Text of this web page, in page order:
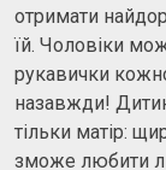
отримати
їй. Чоловіки
рукавички
назавжди!
тільки матір:
зможе любити